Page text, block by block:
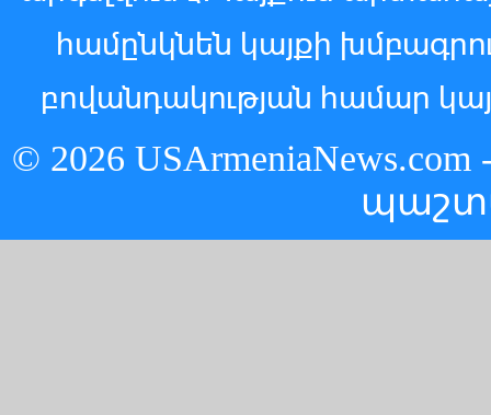
համընկնեն կայքի
բովանդակության համար
© 2026